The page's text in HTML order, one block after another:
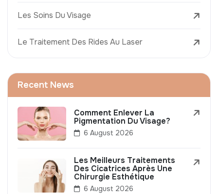
Les Soins Du Visage
Le Traitement Des Rides Au Laser
Recent News
Comment Enlever La
Pigmentation Du Visage?
6 August 2026
Les Meilleurs Traitements
Des Cicatrices Après Une
Chirurgie Esthétique
6 August 2026